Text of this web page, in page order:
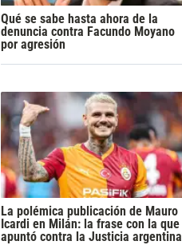
Qué se sabe hasta ahora de la
denuncia contra Facundo Moyano
por agresión
La polémica publicación de Mauro
Icardi en Milán: la frase con la que
apuntó contra la Justicia argentina